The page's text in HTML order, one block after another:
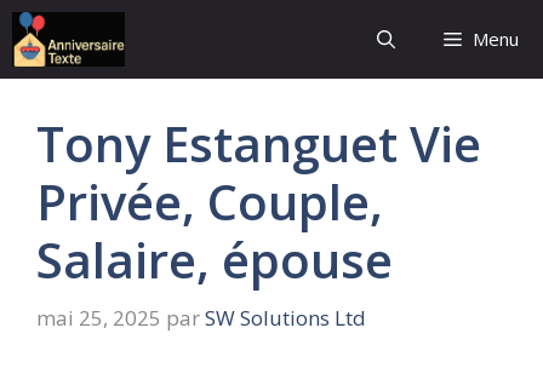
Aller
au
contenu
Menu
Tony Estanguet Vie
Privée, Couple,
Salaire, épouse
mai 25, 2025 parSW Solutions Ltd